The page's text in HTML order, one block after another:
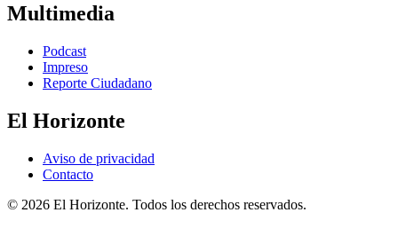
Multimedia
Podcast
Impreso
Reporte Ciudadano
El Horizonte
Aviso de privacidad
Contacto
© 2026 El Horizonte. Todos los derechos reservados.